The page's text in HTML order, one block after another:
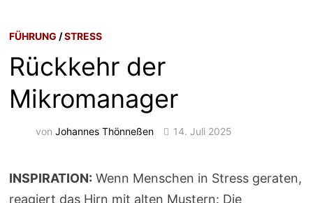
FÜHRUNG /STRESS
Rückkehr der
Mikromanager
vonJohannes Thönneßen 14. Juli 2025
INSPIRATION: Wenn Menschen in Stress geraten,
reagiert das Hirn mit alten Mustern: Die